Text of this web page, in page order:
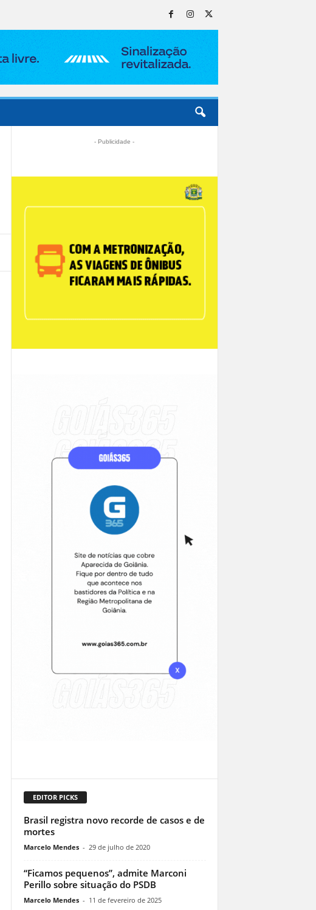
- Publicidade -
EDITOR PICKS
Brasil registra novo recorde de casos e de
mortes
Marcelo Mendes - 29 de julho de 2020
“Ficamos pequenos”, admite Marconi
Perillo sobre situação do PSDB
Marcelo Mendes - 11 de fevereiro de 2025